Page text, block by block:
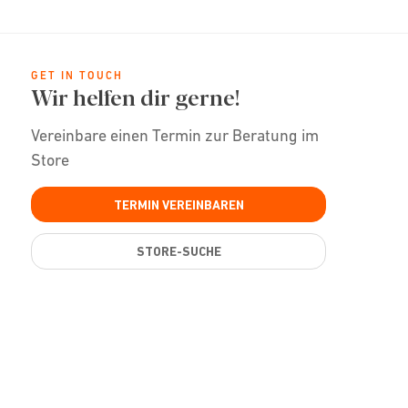
GET IN TOUCH
Wir helfen dir gerne!
Vereinbare einen Termin zur Beratung im
Store
TERMIN VEREINBAREN
STORE-SUCHE